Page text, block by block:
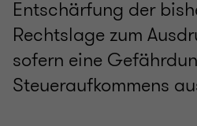
Entschärfung der
Rechtslage zum
sofern eine
Steueraufkommens